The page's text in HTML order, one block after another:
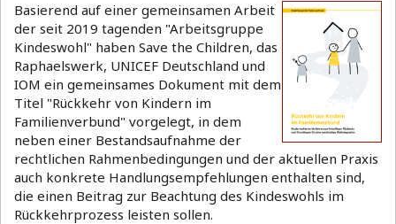
Basierend auf einer gemeinsamen Arbeit
der seit 2019 tagenden "Arbeitsgruppe
Kindeswohl" haben Save the Children, das
Raphaelswerk, UNICEF Deutschland und
IOM ein gemeinsames Dokument mit dem
Titel "Rückkehr von Kindern im
Familienverbund" vorgelegt, in dem
neben einer Bestandsaufnahme der
rechtlichen Rahmenbedingungen und der aktuellen Praxis
auch konkrete Handlungsempfehlungen enthalten sind,
die einen Beitrag zur Beachtung des Kindeswohls im
Rückkehrprozess leisten sollen.